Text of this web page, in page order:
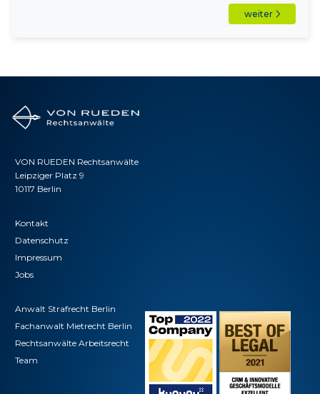
weiter
VON RUEDEN Rechtsanwälte
Leipziger Platz 9
10117 Berlin
Kontakt
Datenschutz
Impressum
Jobs
Anwalt Strafrecht Berlin
Fachanwalt Mietrecht Berlin
Rechtsanwälte Arbeitsrecht
Team